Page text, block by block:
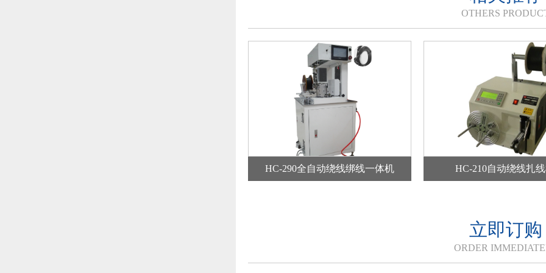
OTHERS
HC-290全自动绕线绑线一体机 HC-210自动绕线扎
立即订购
ORDER